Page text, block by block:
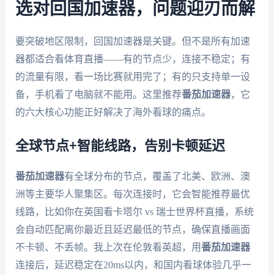
选对回国加速器，问题迎刃而解
要突破地区限制，回国加速器是关键。但不是所有加速
器都适合看体育直播——有的节点少，连接不稳定；有
的流量有限，看一场比赛就用完了；有的只支持单一设
备，手机看了电脑就不能用。这里推荐番茄加速器，它
的六大核心功能正好解决了海外看球的痛点。
全球节点+智能线路，告别卡顿延迟
番茄加速器有全球分布的节点，覆盖了北美、欧洲、澳
洲等主要华人聚集区。每次连接时，它会智能推荐最优
线路，比如你在英国看卡塔尔 vs 瑞士世界杯直播，系统
会自动匹配离你最近且延迟最低的节点，确保直播画面
不卡顿、不丢帧。我上次在伦敦看英超，用番茄加速器
连接后，延迟稳定在20ms以内，和国内看球体验几乎一